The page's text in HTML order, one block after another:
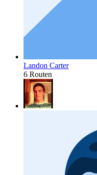
Landon Carter
6 Routen